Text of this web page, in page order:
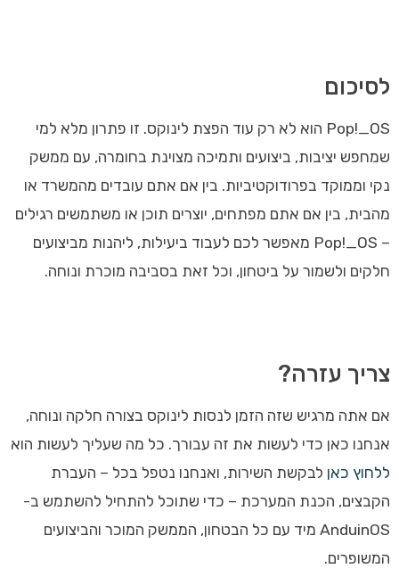
לסיכום
Pop!_OS הוא לא רק עוד הפצת לינוקס. זו פתרון מלא למי
שמחפש יציבות, ביצועים ותמיכה מצוינת בחומרה, עם ממשק
נקי וממוקד בפרודוקטיביות. בין אם אתם עובדים מהמשרד או
מהבית, בין אם אתם מפתחים, יוצרים תוכן או משתמשים רגילים
– Pop!_OS מאפשר לכם לעבוד ביעילות, ליהנות מביצועים
חלקים ולשמור על ביטחון, וכל זאת בסביבה מוכרת ונוחה.
צריך עזרה?
אם אתה מרגיש שזה הזמן לנסות לינוקס בצורה חלקה ונוחה,
אנחנו כאן כדי לעשות את זה עבורך. כל מה שעליך לעשות הוא
ללחוץ כאן לבקשת השירות, ואנחנו נטפל בכל – העברת
הקבצים, הכנת המערכת – כדי שתוכל להתחיל להשתמש ב-
AnduinOS מיד עם כל הבטחון, הממשק המוכר והביצועים
המשופרים.